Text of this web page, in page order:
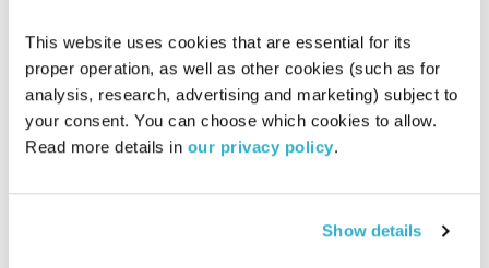
This website uses cookies that are essential for its
proper operation, as well as other cookies (such as for
analysis, research, advertising and marketing) subject to
your consent. You can choose which cookies to allow.
Read more details in our privacy policy.
Show details
התעוררות – 14.4.24
התעוררות
גליה גלעדי
14.04.24
01:29:39
גליה גלעדי מזמינה אתכם להתעורר יחד עם מוזיקה מעולה